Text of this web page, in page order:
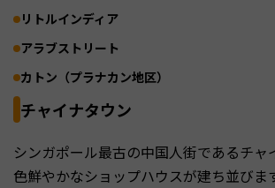
リトルインディア
アラブストリート
カトン（プラナカン地区）
チャイナタウン
シンガポール最古の中国人街であるチャ
色鮮やかなショップハウスが建ち並びま